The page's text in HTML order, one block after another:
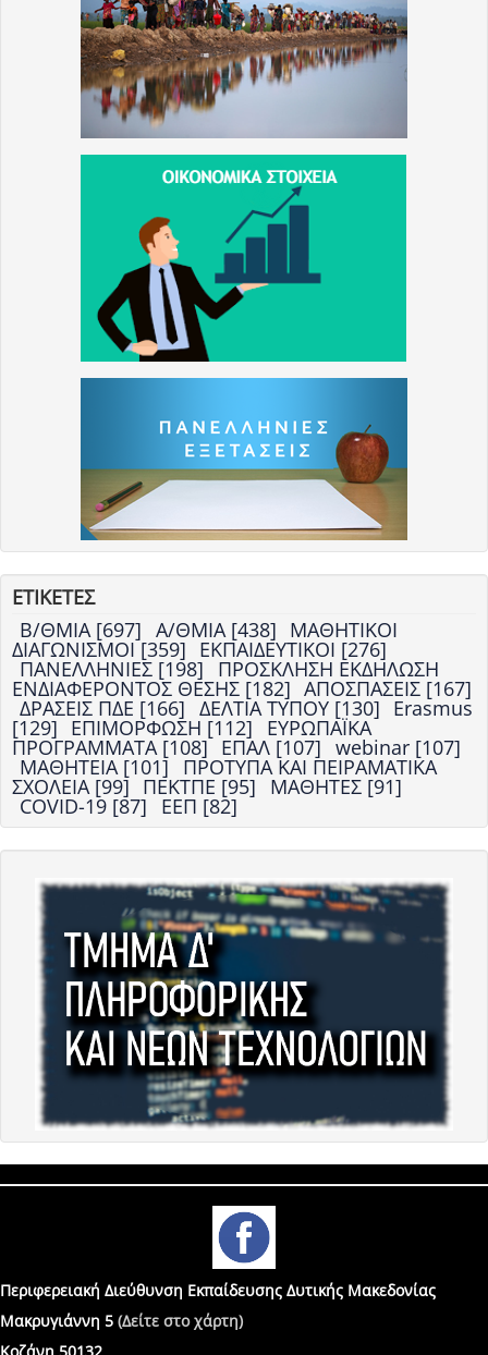
ΕΤΙΚΕΤΕΣ
Β/ΘΜΙΑ [697] Α/ΘΜΙΑ [438] ΜΑΘΗΤΙΚΟΙ
ΔΙΑΓΩΝΙΣΜΟΙ [359] ΕΚΠΑΙΔΕΥΤΙΚΟΙ [276]
ΠΑΝΕΛΛΗΝΙΕΣ [198] ΠΡΟΣΚΛΗΣΗ ΕΚΔΗΛΩΣΗ
ΕΝΔΙΑΦΕΡΟΝΤΟΣ ΘΕΣΗΣ [182] ΑΠΟΣΠΑΣΕΙΣ [167]
ΔΡΑΣΕΙΣ ΠΔΕ [166] ΔΕΛΤΙΑ ΤΥΠΟΥ [130] Erasmus
[129] ΕΠΙΜΟΡΦΩΣΗ [112] ΕΥΡΩΠΑΪΚΑ
ΠΡΟΓΡΑΜΜΑΤΑ [108] ΕΠΑΛ [107] webinar [107]
ΜΑΘΗΤΕΙΑ [101] ΠΡΟΤΥΠΑ ΚΑΙ ΠΕΙΡΑΜΑΤΙΚΑ
ΣΧΟΛΕΙΑ [99] ΠΕΚΤΠΕ [95] ΜΑΘΗΤΕΣ [91]
COVID-19 [87] ΕΕΠ [82]
Περιφερειακή Διεύθυνση Εκπαίδευσης Δυτικής Μακεδονίας
Μακρυγιάννη 5 (Δείτε στο χάρτη)